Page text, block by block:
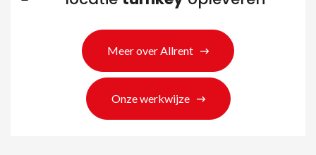
Meer over Allrent
Onze werkwijze
Zoeken naar producten